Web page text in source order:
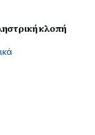
κλοπή